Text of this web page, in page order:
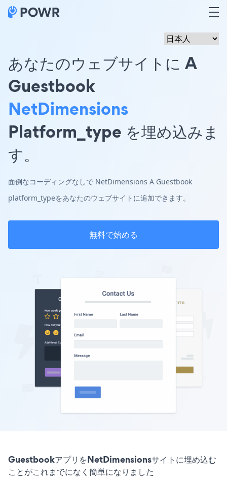
あなたのウェブサイトに A
Guestbook
NetDimensions
Platform_type を埋め込みま
す。
面倒なコーディングなしで NetDimensions A Guestbook
platform_typeをあなたのウェブサイトに追加できます。
無料で始める
GuestbookアプリをNetDimensionsサイトに埋め込む
ことがこれまでになく簡単になりました